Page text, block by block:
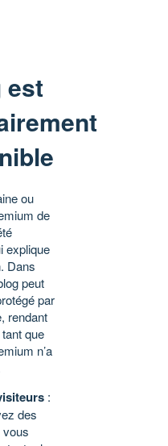
est
ou
de
explique
Dans
peut
par
rendant
que
n’a
:
des
vous